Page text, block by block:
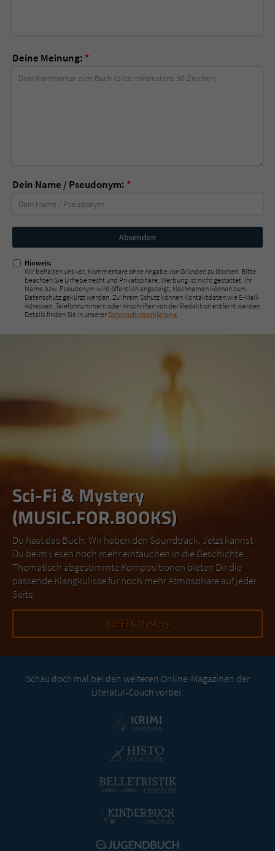
Deine Meinung: *
Dein Name / Pseudonym: *
Nicht
ausfüllen!
Hinweis:
Wir behalten uns vor, Kommentare ohne Angabe von Gründen zu löschen. Bitte
beachten Sie Urheberrecht und Privatsphäre; Werbung ist nicht gestattet. Ihr
Name bzw. Pseudonym wird öffentlich angezeigt; Nachnamen können zum
Datenschutz gekürzt werden. Zu Ihrem Schutz können Kontaktdaten wie E-Mail-
Adressen, Telefonnummern oder Anschriften von der Redaktion entfernt werden.
Details finden Sie in unserer Datenschutzerklärung
Sci-Fi & Mystery
(MUSIC.FOR.BOOKS)
Du hast das Buch. Wir haben den Soundtrack. Jetzt kannst
Du beim Lesen noch mehr eintauchen in die Geschichte.
Thematisch abgestimmte Kompositionen bieten Dir die
passende Klangkulisse für noch mehr Atmosphäre auf jeder
Seite.
Sci-Fi & Mystery
Schau doch mal bei den weiteren Online-Magazinen der
Literatur-Couch vorbei: